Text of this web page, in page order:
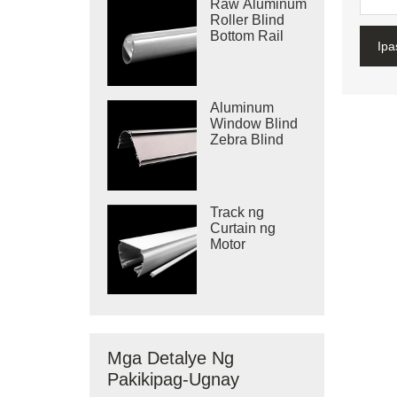
Raw Aluminum
Roller Blind
Bottom Rail
Aluminum
Window Blind
Zebra Blind
Track ng
Curtain ng
Motor
Mga Detalye Ng
Pakikipag-Ugnay